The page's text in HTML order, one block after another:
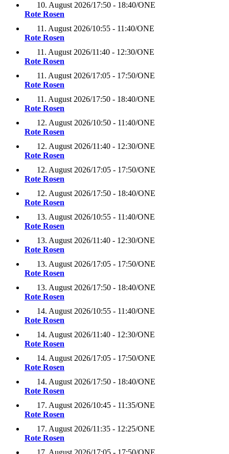
10. August 2026/17:50 - 18:40/ONE
Rote Rosen
11. August 2026/10:55 - 11:40/ONE
Rote Rosen
11. August 2026/11:40 - 12:30/ONE
Rote Rosen
11. August 2026/17:05 - 17:50/ONE
Rote Rosen
11. August 2026/17:50 - 18:40/ONE
Rote Rosen
12. August 2026/10:50 - 11:40/ONE
Rote Rosen
12. August 2026/11:40 - 12:30/ONE
Rote Rosen
12. August 2026/17:05 - 17:50/ONE
Rote Rosen
12. August 2026/17:50 - 18:40/ONE
Rote Rosen
13. August 2026/10:55 - 11:40/ONE
Rote Rosen
13. August 2026/11:40 - 12:30/ONE
Rote Rosen
13. August 2026/17:05 - 17:50/ONE
Rote Rosen
13. August 2026/17:50 - 18:40/ONE
Rote Rosen
14. August 2026/10:55 - 11:40/ONE
Rote Rosen
14. August 2026/11:40 - 12:30/ONE
Rote Rosen
14. August 2026/17:05 - 17:50/ONE
Rote Rosen
14. August 2026/17:50 - 18:40/ONE
Rote Rosen
17. August 2026/10:45 - 11:35/ONE
Rote Rosen
17. August 2026/11:35 - 12:25/ONE
Rote Rosen